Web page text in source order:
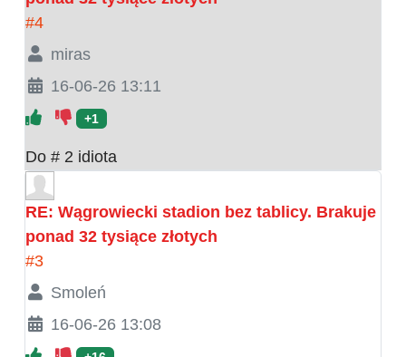
#4
miras
16-06-26 13:11
+1
Do # 2 idiota
RE: Wągrowiecki stadion bez tablicy. Brakuje
ponad 32 tysiące złotych
#3
Smoleń
16-06-26 13:08